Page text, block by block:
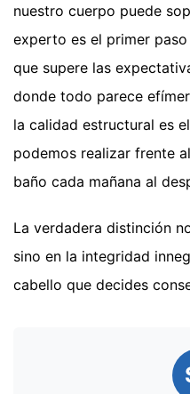
nuestro cuerpo puede
experto es el primer
que supere las
donde todo parece
la calidad estructural es
podemos realizar frente
baño cada mañana al
La verdadera distinción
sino en la integridad
cabello que decides